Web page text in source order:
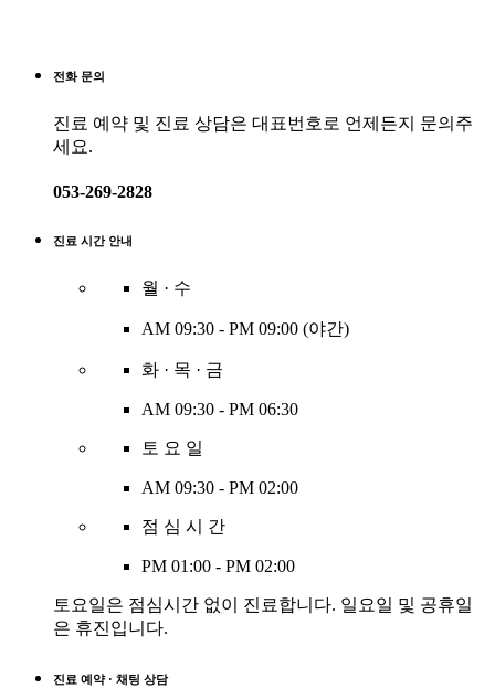
전화 문의
진료 예약 및 진료 상담은 대표번호로 언제든지 문의주
세요.
053-269-2828
진료 시간 안내
월 · 수
AM 09:30 - PM 09:00 (야간)
화 · 목 · 금
AM 09:30 - PM 06:30
토 요 일
AM 09:30 - PM 02:00
점 심 시 간
PM 01:00 - PM 02:00
토요일은 점심시간 없이 진료합니다. 일요일 및 공휴일
은 휴진입니다.
진료 예약 · 채팅 상담